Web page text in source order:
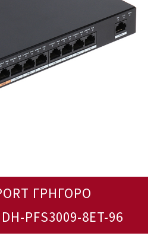
ΓΡΗΓΟΡΟ
PFS3009-8ET-96